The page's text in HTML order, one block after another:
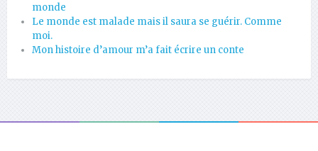
monde
Le monde est malade mais il saura se guérir. Comme
moi.
Mon histoire d’amour m’a fait écrire un conte